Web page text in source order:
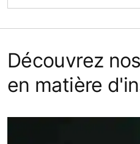
Découvrez
en matière